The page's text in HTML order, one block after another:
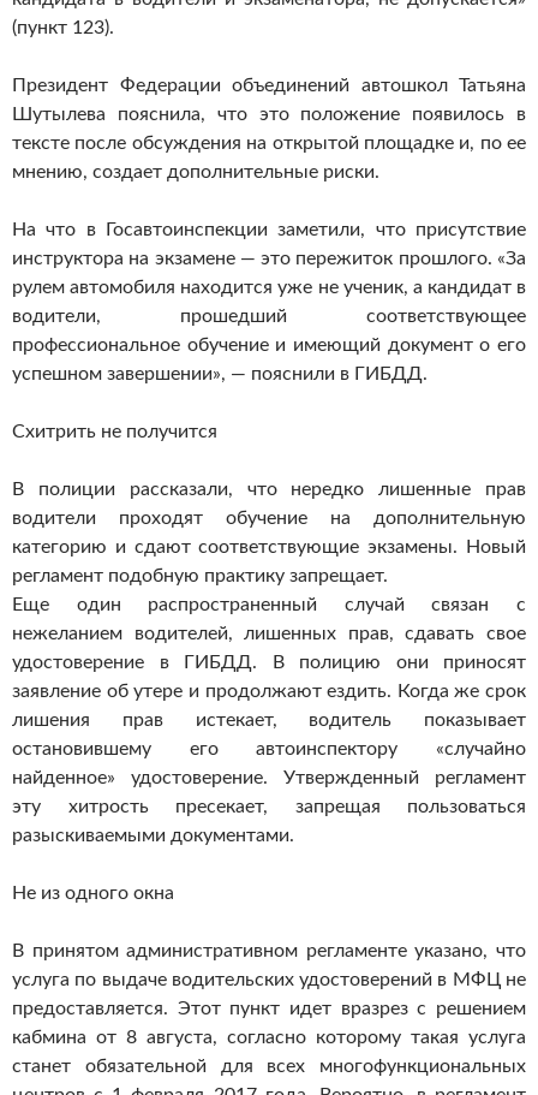
(пункт 123).
Президент Федерации объединений автошкол Татьяна
Шутылева пояснила, что это положение появилось в
тексте после обсуждения на открытой площадке и, по ее
мнению, создает дополнительные риски.
На что в Госавтоинспекции заметили, что присутствие
инструктора на экзамене — это пережиток прошлого. «За
рулем автомобиля находится уже не ученик, а кандидат в
водители, прошедший соответствующее
профессиональное обучение и имеющий документ о его
успешном завершении», — пояснили в ГИБДД.
Схитрить не получится
В полиции рассказали, что нередко лишенные прав
водители проходят обучение на дополнительную
категорию и сдают соответствующие экзамены. Новый
регламент подобную практику запрещает.
Еще один распространенный случай связан с
нежеланием водителей, лишенных прав, сдавать свое
удостоверение в ГИБДД. В полицию они приносят
заявление об утере и продолжают ездить. Когда же срок
лишения прав истекает, водитель показывает
остановившему его автоинспектору «случайно
найденное» удостоверение. Утвержденный регламент
эту хитрость пресекает, запрещая пользоваться
разыскиваемыми документами.
Не из одного окна
В принятом административном регламенте указано, что
услуга по выдаче водительских удостоверений в МФЦ не
предоставляется. Этот пункт идет вразрез с решением
кабмина от 8 августа, согласно которому такая услуга
станет обязательной для всех многофункциональных